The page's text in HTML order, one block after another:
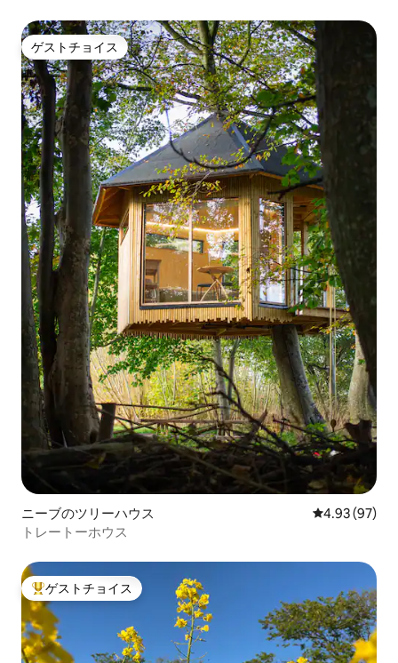
ゲストチョイス
ゲストチョイス
ニーブのツリーハウス レビュー97
4.93 (97)
トレートーホウス
大好評のゲストチョイスです。
ゲストチョイス